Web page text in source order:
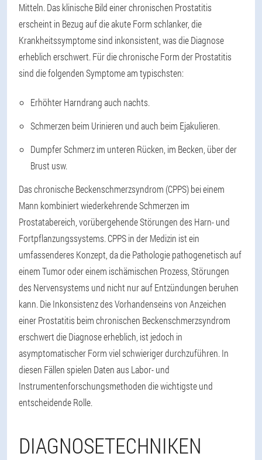
Mitteln. Das klinische Bild einer chronischen Prostatitis
erscheint in Bezug auf die akute Form schlanker, die
Krankheitssymptome sind inkonsistent, was die Diagnose
erheblich erschwert. Für die chronische Form der Prostatitis
sind die folgenden Symptome am typischsten:
Erhöhter Harndrang auch nachts.
Schmerzen beim Urinieren und auch beim Ejakulieren.
Dumpfer Schmerz im unteren Rücken, im Becken, über der
Brust usw.
Das chronische Beckenschmerzsyndrom (CPPS) bei einem
Mann kombiniert wiederkehrende Schmerzen im
Prostatabereich, vorübergehende Störungen des Harn- und
Fortpflanzungssystems. CPPS in der Medizin ist ein
umfassenderes Konzept, da die Pathologie pathogenetisch auf
einem Tumor oder einem ischämischen Prozess, Störungen
des Nervensystems und nicht nur auf Entzündungen beruhen
kann. Die Inkonsistenz des Vorhandenseins von Anzeichen
einer Prostatitis beim chronischen Beckenschmerzsyndrom
erschwert die Diagnose erheblich, ist jedoch in
asymptomatischer Form viel schwieriger durchzuführen. In
diesen Fällen spielen Daten aus Labor- und
Instrumentenforschungsmethoden die wichtigste und
entscheidende Rolle.
DIAGNOSETECHNIKEN